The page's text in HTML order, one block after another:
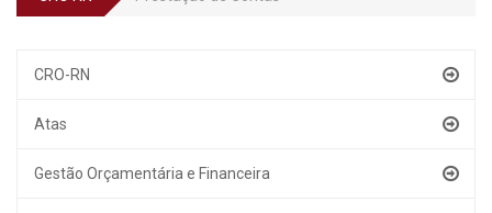
CRO-RN
Atas
Gestão Orçamentária e Financeira